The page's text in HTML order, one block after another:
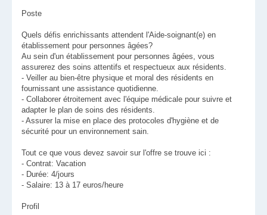
Poste
Quels défis enrichissants attendent l'Aide-soignant(e) en
établissement pour personnes âgées?
Au sein d'un établissement pour personnes âgées, vous
assurerez des soins attentifs et respectueux aux résidents.
- Veiller au bien-être physique et moral des résidents en
fournissant une assistance quotidienne.
- Collaborer étroitement avec l'équipe médicale pour suivre et
adapter le plan de soins des résidents.
- Assurer la mise en place des protocoles d'hygiène et de
sécurité pour un environnement sain.
Tout ce que vous devez savoir sur l'offre se trouve ici :
- Contrat: Vacation
- Durée: 4/jours
- Salaire: 13 à 17 euros/heure
Profil